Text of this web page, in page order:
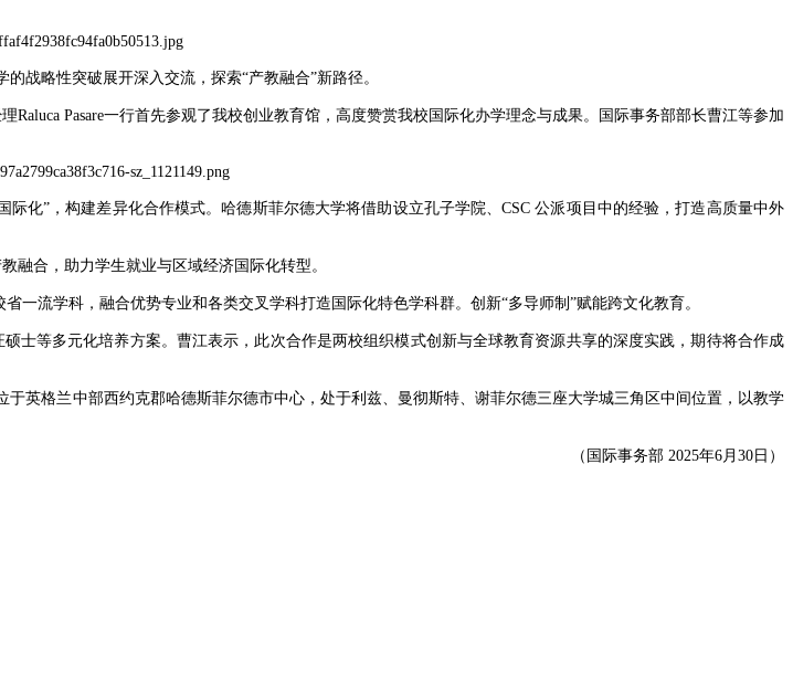
战略性突破展开深入交流，探索“产教融合”新路径。
Pasare一行首先参观了我校创业教育馆，高度赞赏我校国际化办学理念与成果。国际事务部部长曹江等参加
化”，构建差异化合作模式。哈德斯菲尔德大学将借助设立孔子学院、CSC 公派项目中的经验，打造高质量中外
融合，助力学生就业与区域经济国际化转型。
一流学科，融合优势专业和各类交叉学科打造国际化特色学科群。创新“多导师制”赋能跨文化教育。
士等多元化培养方案。曹江表示，此次合作是两校组织模式创新与全球教育资源共享的深度实践，期待将合作成
英格兰中部西约克郡哈德斯菲尔德市中心，处于利兹、曼彻斯特、谢菲尔德三座大学城三角区中间位置，以教学
（国际事务部 2025年6月30日）